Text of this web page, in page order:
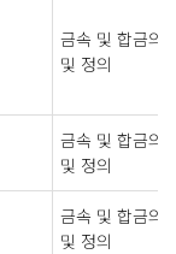
금속 및 합금의
및 정의
금속 및 합금의
및 정의
금속 및 합금의
및 정의